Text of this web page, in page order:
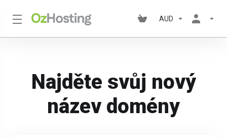
AUD
Najděte svůj nový
název domény